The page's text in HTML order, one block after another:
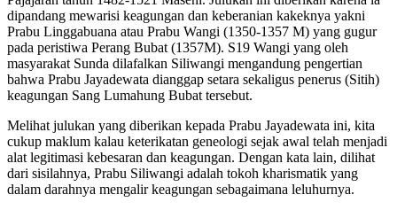
dipandang mewarisi keagungan dan keberanian kakeknya yakni
Prabu Linggabuana atau Prabu Wangi (1350-1357 M) yang gugur
pada peristiwa Perang Bubat (1357M). S19 Wangi yang oleh
masyarakat Sunda dilafalkan Siliwangi mengandung pengertian
bahwa Prabu Jayadewata dianggap setara sekaligus penerus (Sitih)
keagungan Sang Lumahung Bubat tersebut.
Melihat julukan yang diberikan kepada Prabu Jayadewata ini, kita
cukup maklum kalau keterikatan geneologi sejak awal telah menjadi
alat legitimasi kebesaran dan keagungan. Dengan kata lain, dilihat
dari sisilahnya, Prabu Siliwangi adalah tokoh kharismatik yang
dalam darahnya mengalir keagungan sebagaimana leluhurnya.